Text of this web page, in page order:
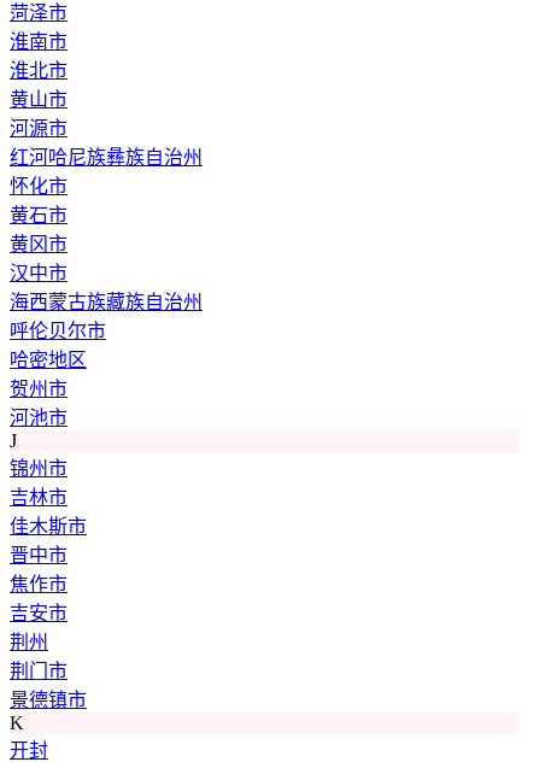
菏泽市
淮南市
淮北市
黄山市
河源市
红河哈尼族彝族自治州
怀化市
黄石市
黄冈市
汉中市
海西蒙古族藏族自治州
呼伦贝尔市
哈密地区
贺州市
河池市
J
锦州市
吉林市
佳木斯市
晋中市
焦作市
吉安市
荆州
荆门市
景德镇市
K
开封